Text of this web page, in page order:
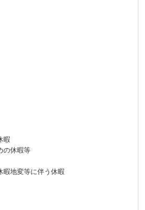
暇
の休暇等
暇地変等に伴う休暇